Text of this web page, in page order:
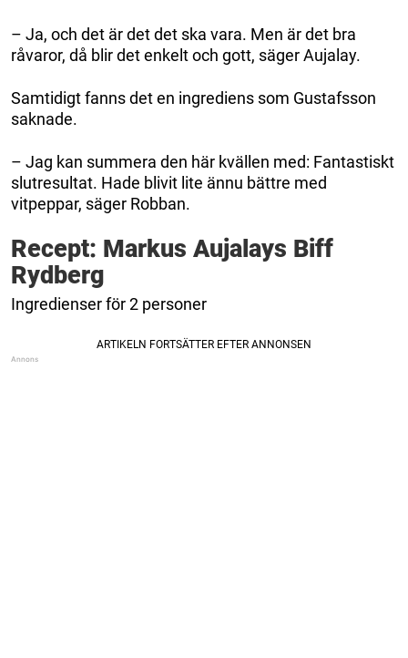
– Ja, och det är det det ska vara. Men är det bra
råvaror, då blir det enkelt och gott, säger Aujalay.
Samtidigt fanns det en ingrediens som Gustafsson
saknade.
– Jag kan summera den här kvällen med: Fantastiskt
slutresultat. Hade blivit lite ännu bättre med
vitpeppar, säger Robban.
Recept: Markus Aujalays Biff
Rydberg
Ingredienser för 2 personer